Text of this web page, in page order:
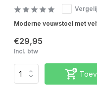
Moderne vouwstoel met
€29,95
Incl. btw